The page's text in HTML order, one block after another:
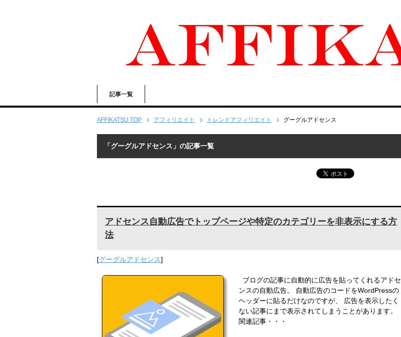
記事一覧
AFFIKATSU TOP アフィリエイト トレンドアフィリエイト グーグルアドセンス
「グーグルアドセンス」の記事一覧
アドセンス自動広告でトップページや特定のカテゴリーを非表示にする方
法
[グーグルアドセンス]
ブログの記事に自動的に広告を貼ってくれるアドセ
ンスの自動広告。 自動広告のコードをWordPressの
ヘッダーに貼るだけなのですが、 広告を表示したく
ない記事にまで表示されてしまうことがあります。
関連記事・・・